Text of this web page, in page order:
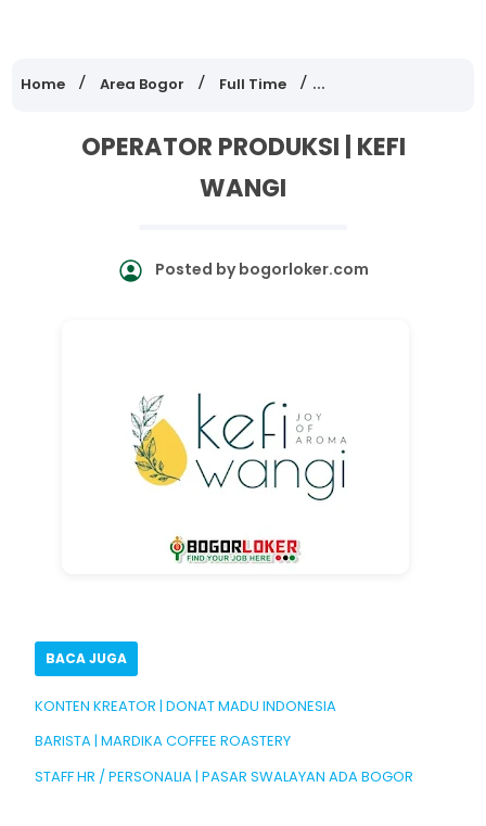
Home Area Bogor Full Time Lowongan Kerja
OPERATOR PRODUKSI | KEFI
WANGI
Posted bybogorloker.com
BACA JUGA
KONTEN KREATOR | DONAT MADU INDONESIA
BARISTA | MARDIKA COFFEE ROASTERY
STAFF HR / PERSONALIA | PASAR SWALAYAN ADA BOGOR